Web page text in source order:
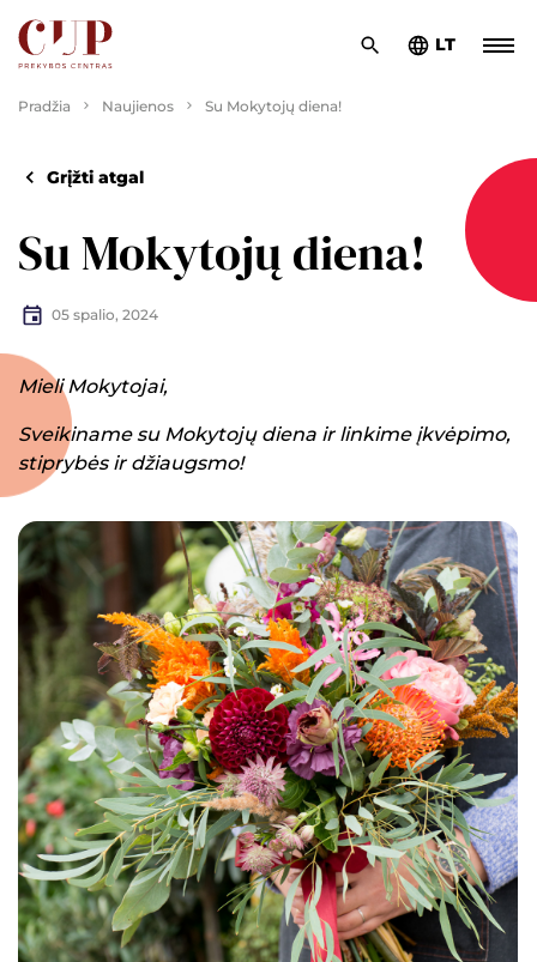
LT
Pradžia Naujienos Su Mokytojų diena!
Grįžti atgal
Su Mokytojų diena!
05 spalio, 2024
Mieli Mokytojai,
Sveikiname su Mokytojų diena ir linkime įkvėpimo,
stiprybės ir džiaugsmo!